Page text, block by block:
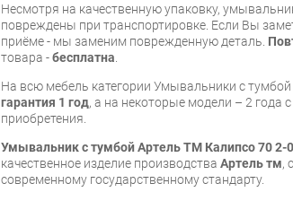
Несмотря на качественную упаковку,
повреждены при транспортировке. Если Вы
приёме - мы заменим поврежденную деталь.
товара -бесплатна
На всю мебель категории Умывальники с тумбой
гарантия 1 год, а на некоторые модели – 2 года
приобретения.
Умывальник с тумбой Артель ТМ Калипсо 70 2-
качественное изделие производства Артель тм,
современному государственному стандарту.